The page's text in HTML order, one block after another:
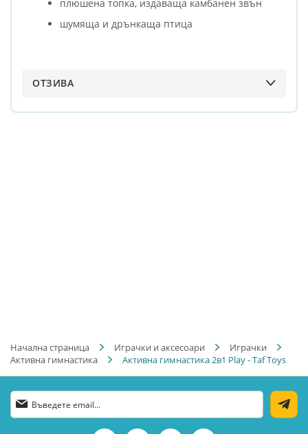
Начална страница Играчки и аксесоари
Играчки
Активна гимнастика
Активна гимнастика 2в1 Play - Taf Toys
плюшена топка, издаваща камбанен звън
шумяща и дрънкаща птица
ОТЗИВА
Абонирай
се